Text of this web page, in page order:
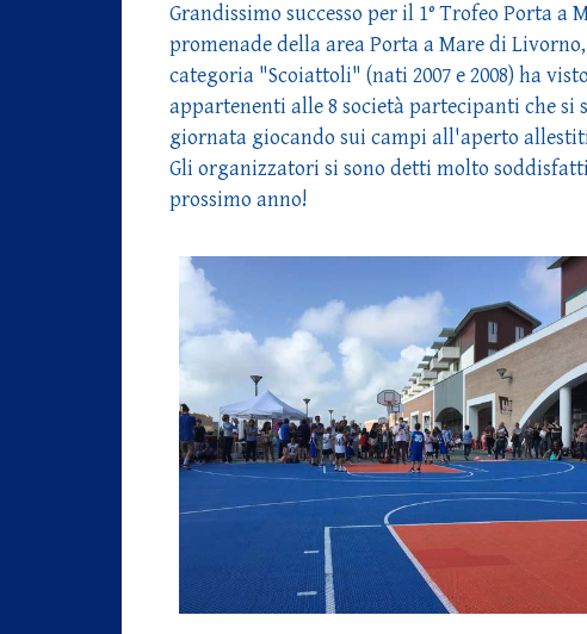
Grandissimo successo per il 1° Trofeo Porta
promenade della area Porta a Mare di
categoria "Scoiattoli" (nati 2007 e 2008) ha
appartenenti alle 8 società partecipanti che
giornata giocando sui campi all'aperto
Gli organizzatori si sono detti molto
prossimo anno!